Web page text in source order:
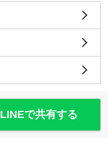
LINEで共有する